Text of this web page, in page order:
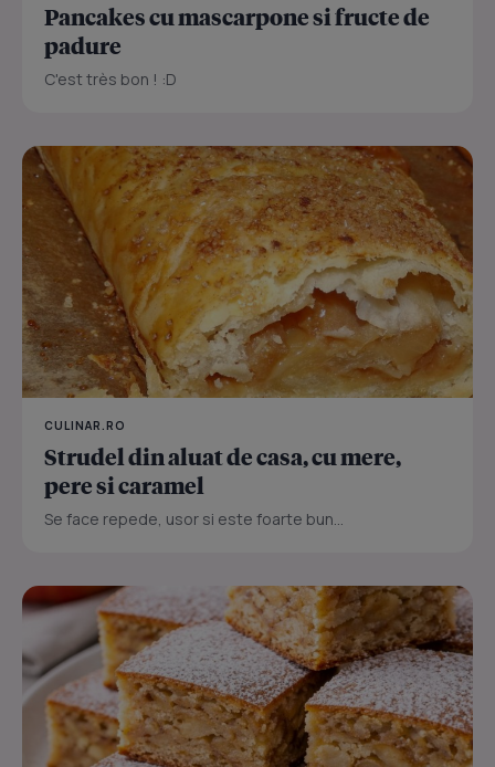
Pancakes cu mascarpone si fructe de
padure
C'est très bon ! :D
CULINAR.RO
Strudel din aluat de casa, cu mere,
pere si caramel
Se face repede, usor si este foarte bun...